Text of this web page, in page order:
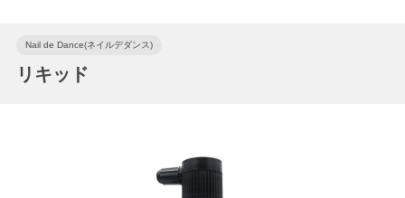
Nail de Dance(ネイルデダンス)
リキッド